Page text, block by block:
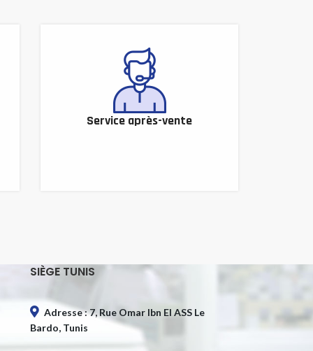
Service après-vente
SIÈGE TUNIS
Adresse : 7, Rue Omar Ibn El ASS Le
Bardo, Tunis